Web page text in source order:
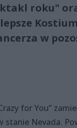
roku"
w
for You”
stanie Nevada.